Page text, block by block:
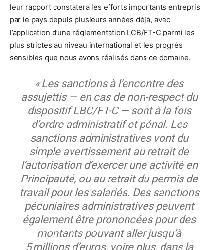
leur rapport constatera les efforts importants entrepris
par le pays depuis plusieurs années déjà, avec
l’application d’une réglementation LCB/FT-C parmi les
plus strictes au niveau international et les progrès
sensibles que nous avons réalisés dans ce domaine.
« Les sanctions à l’encontre des
assujettis — en cas de non-respect du
dispositif LBC/FT-C — sont à la fois
d’ordre administratif et pénal. Les
sanctions administratives vont du
simple avertissement au retrait de
l’autorisation d’exercer une activité en
Principauté, ou au retrait du permis de
travail pour les salariés. Des sanctions
pécuniaires administratives peuvent
également être prononcées pour des
montants pouvant aller jusqu’à
5 millions d’euros, voire plus, dans la